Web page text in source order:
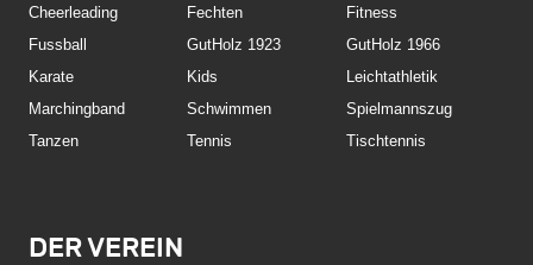
Cheerleading
Fechten
Fitness
Fussball
GutHolz 1923
GutHolz 1966
Karate
Kids
Leichtathletik
Marchingband
Schwimmen
Spielmannszug
Tanzen
Tennis Tischtennis
DER VEREIN